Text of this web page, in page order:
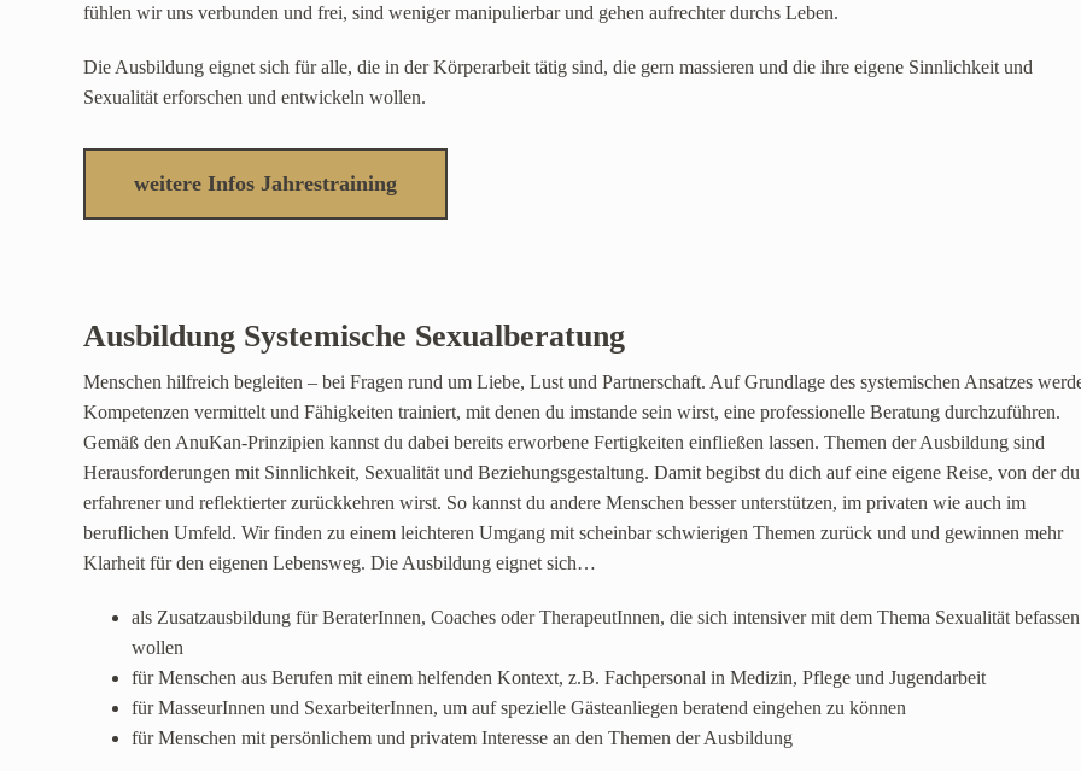
fühlen wir uns verbunden und frei, sind weniger manipulierbar und gehen aufrechter durchs Leben.
Die Ausbildung eignet sich für alle, die in der Körperarbeit tätig sind, die gern massieren und die ihre eigene Sinnlichkeit und
Sexualität erforschen und entwickeln wollen.
weitere Infos Jahrestraining
Ausbildung Systemische Sexualberatung
Menschen hilfreich begleiten – bei Fragen rund um Liebe, Lust und Partnerschaft. Auf Grundlage des systemischen Ansatzes
Kompetenzen vermittelt und Fähigkeiten trainiert, mit denen du imstande sein wirst, eine professionelle Beratung durchzuführen.
Gemäß den AnuKan-Prinzipien kannst du dabei bereits erworbene Fertigkeiten einfließen lassen. Themen der Ausbildung sind
Herausforderungen mit Sinnlichkeit, Sexualität und Beziehungsgestaltung. Damit begibst du dich auf eine eigene Reise, von der du
erfahrener und reflektierter zurückkehren wirst. So kannst du andere Menschen besser unterstützen, im privaten wie auch im
beruflichen Umfeld. Wir finden zu einem leichteren Umgang mit scheinbar schwierigen Themen zurück und und gewinnen mehr
Klarheit für den eigenen Lebensweg. Die Ausbildung eignet sich…
als Zusatzausbildung für BeraterInnen, Coaches oder TherapeutInnen, die sich intensiver mit dem Thema Sexualität befassen
wollen
für Menschen aus Berufen mit einem helfenden Kontext, z.B. Fachpersonal in Medizin, Pflege und Jugendarbeit
für MasseurInnen und SexarbeiterInnen, um auf spezielle Gästeanliegen beratend eingehen zu können
für Menschen mit persönlichem und privatem Interesse an den Themen der Ausbildung